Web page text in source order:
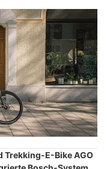
Trekking-E-Bike AGO